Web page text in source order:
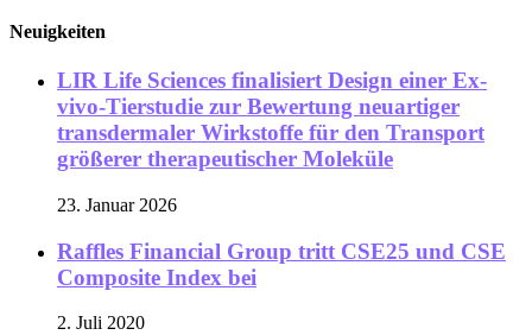
Neuigkeiten
LIR Life Sciences finalisiert Design einer Ex-
vivo-Tierstudie zur Bewertung neuartiger
transdermaler Wirkstoffe für den Transport
größerer therapeutischer Moleküle
23. Januar 2026
Raffles Financial Group tritt CSE25 und CSE
Composite Index bei
2. Juli 2020